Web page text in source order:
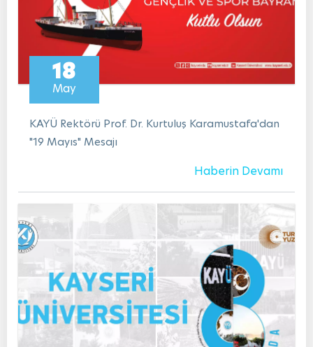
18
May
KAYÜ Rektörü Prof. Dr. Kurtuluş Karamustafa'dan
"19 Mayıs" Mesajı
Haberin Devamı